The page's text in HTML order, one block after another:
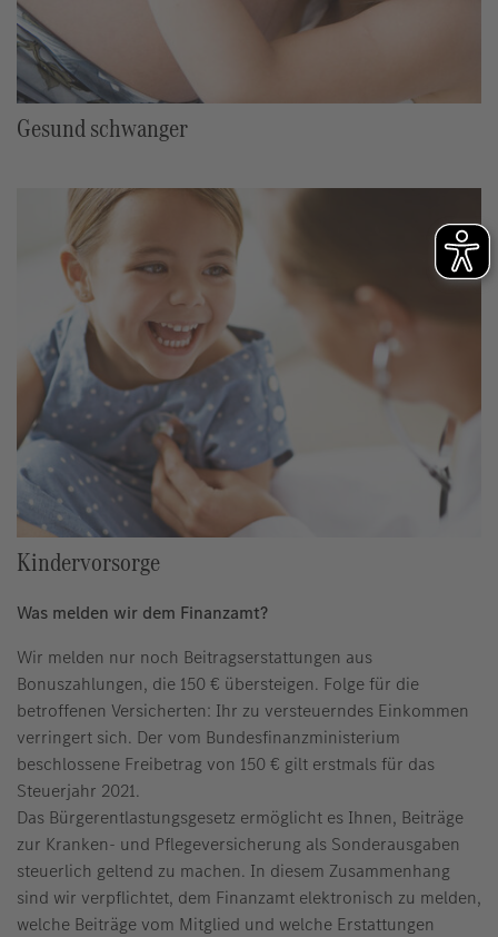
Gesund schwanger
Kindervorsorge
Was melden wir dem Finanzamt?
Wir melden nur noch Beitragserstattungen aus
Bonuszahlungen, die 150 € übersteigen. Folge für die
betroffenen Versicherten: Ihr zu versteuerndes Einkommen
verringert sich. Der vom Bundesfinanzministerium
beschlossene Freibetrag von 150 € gilt erstmals für das
Steuerjahr 2021.
Das Bürgerentlastungsgesetz ermöglicht es Ihnen, Beiträge
zur Kranken- und Pflegeversicherung als Sonderausgaben
steuerlich geltend zu machen. In diesem Zusammenhang
sind wir verpflichtet, dem Finanzamt elektronisch zu melden,
welche Beiträge vom Mitglied und welche Erstattungen